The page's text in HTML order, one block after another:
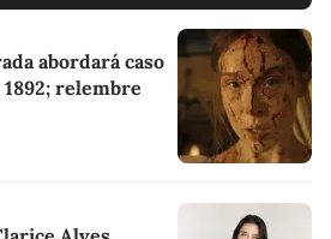
abordará caso
relembre